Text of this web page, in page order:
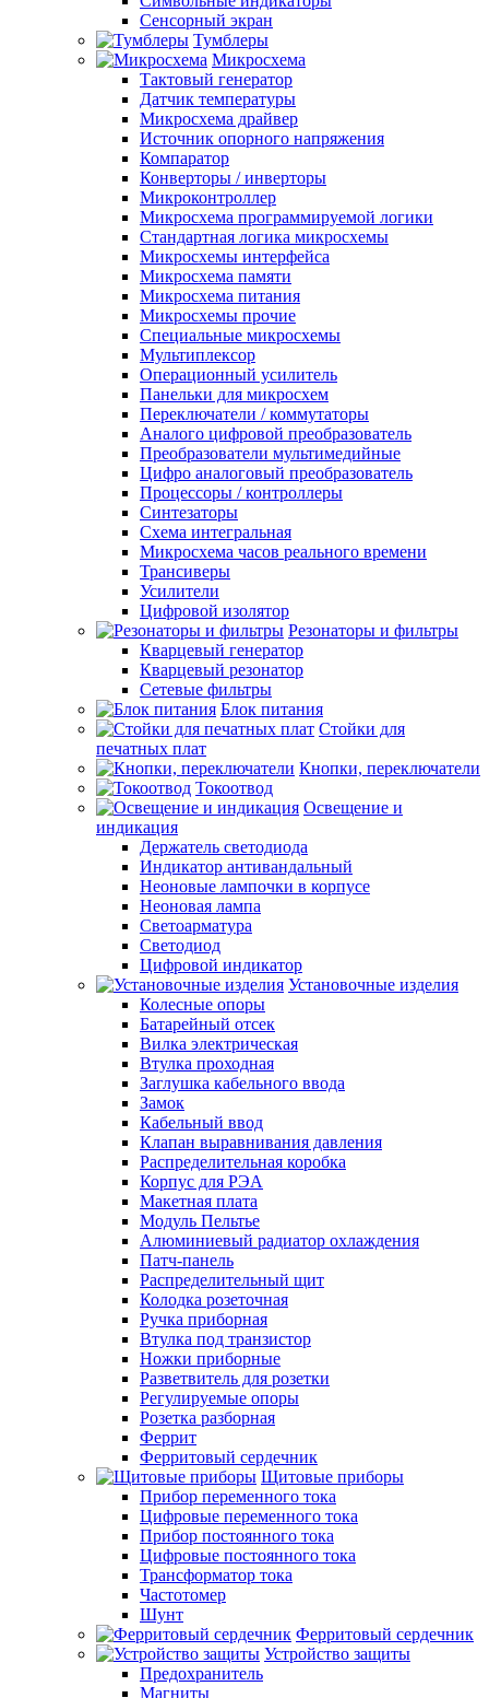
Сенсорный экран
Тумблеры
Микросхема
Тактовый генератор
Датчик температуры
Микросхема драйвер
Источник опорного напряжения
Компаратор
Конверторы / инверторы
Микроконтроллер
Микросхема программируемой логики
Стандартная логика микросхемы
Микросхемы интерфейса
Микросхема памяти
Микросхема питания
Микросхемы прочие
Специальные микросхемы
Мультиплексор
Операционный усилитель
Панельки для микросхем
Переключатели / коммутаторы
Аналого цифровой преобразователь
Преобразователи мультимедийные
Цифро аналоговый преобразователь
Процессоры / контроллеры
Синтезаторы
Схема интегральная
Микросхема часов реального времени
Трансиверы
Усилители
Цифровой изолятор
Резонаторы и фильтры
Кварцевый генератор
Кварцевый резонатор
Сетевые фильтры
Блок питания
Стойки для
печатных плат
Кнопки, переключатели
Токоотвод
Освещение и
индикация
Держатель светодиода
Индикатор антивандальный
Неоновые лампочки в корпусе
Неоновая лампа
Светоарматура
Светодиод
Цифровой индикатор
Установочные изделия
Колесные опоры
Батарейный отсек
Вилка электрическая
Втулка проходная
Заглушка кабельного ввода
Замок
Кабельный ввод
Клапан выравнивания давления
Распределительная коробка
Корпус для РЭА
Макетная плата
Модуль Пельтье
Алюминиевый радиатор охлаждения
Патч-панель
Распределительный щит
Колодка розеточная
Ручка приборная
Втулка под транзистор
Ножки приборные
Разветвитель для розетки
Регулируемые опоры
Розетка разборная
Феррит
Ферритовый сердечник
Щитовые приборы
Прибор переменного тока
Цифровые переменного тока
Прибор постоянного тока
Цифровые постоянного тока
Трансформатор тока
Частотомер
Шунт
Ферритовый сердечник
Устройство защиты
Предохранитель
Магниты